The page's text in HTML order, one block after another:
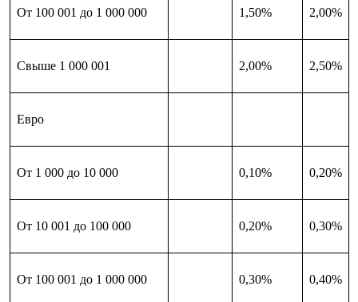
От 100 001 до 1 000 000 1,50% 2,00%
Свыше 1 000 001 2,00% 2,50%
Евро
От 1 000 до 10 000 0,10% 0,20%
От 10 001 до 100 000 0,20% 0,30%
От 100 001 до 1 000 000 0,30% 0,40%